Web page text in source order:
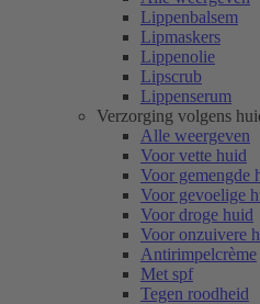
Lippenbalsem
Lipmaskers
Lippenolie
Lipscrub
Lippenserum
Verzorging volgens
Alle weergeven
Voor vette huid
Voor gemengde
Voor gevoelige
Voor droge huid
Voor onzuivere
Antirimpelcrème
Met spf
Tegen roodheid